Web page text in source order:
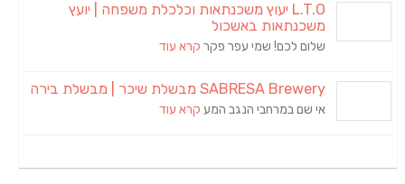
L.T.O יעוץ משכנתאות וכלכלת משפחה | יועץ
משכנתאות באשכול
שלום לכם! שמי עפר פקר קרא עוד
SABRESA Brewery מבשלת שיכר | מבשלת בירה
אי שם במרחבי הנגב המע קרא עוד